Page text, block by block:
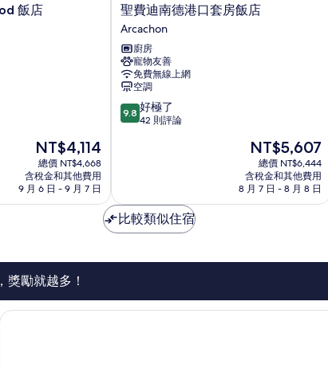
飯店
現
在
價
格
為
NT$4,114
總價 NT$4,668
含稅金和其他費用
9 月 6 日 - 9 月 7 日
聖
費
迪
南
德
港
口
套
房
聖費迪南德港口套房飯店
Arcachon
廚房
寵物友善
免費無線上網
空調
9.8
分，
極
了，
42
評
9.8 好極了
42 則評論
現
在
價
格
為
NT$5,607
總價 NT$6,444
含稅金和其他費用
8 月 7 日 - 8 月 8 日
比較類似住宿
勵就越多！